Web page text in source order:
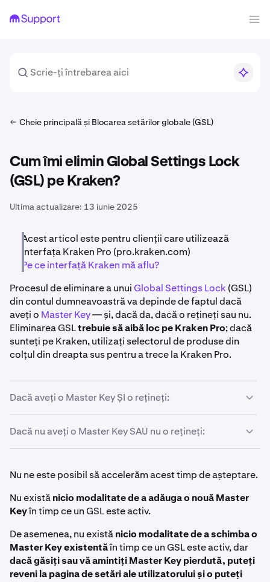
Cheie principală și Blocarea setărilor globale (GSL)
Cum îmi elimin Global Settings Lock
(GSL) pe Kraken?
Ultima actualizare: 13 iunie 2025
Acest articol este pentru clienții care utilizează
interfața Kraken Pro (pro.kraken.com)
Pe ce interfață Kraken mă aflu?
Procesul de eliminare a unui Global Settings Lock (GSL)
din contul dumneavoastră va depinde de faptul dacă
aveți o Master Key— și, dacă da, dacă o rețineți sau nu.
Eliminarea GSLtrebuie să aibă loc pe Kraken Pro; dacă
sunteți pe Kraken, utilizați selectorul de produse din
colțul din dreapta sus pentru a trece la Kraken Pro.
Dacă aveți o Master Key ȘI o rețineți:
1
Conectați-vă la contul dumneavoastră Kraken pe
Kraken Pro.
Faceți clic pepictograma de profil
din colțul din
dreapta sus al paginii.
3
Un banner va fi afișat în partea de sus a paginii de
setări ale utilizatorului. Faceți clic pe
în partea dreaptă a bannerului.
4 În cele din urmă, faceți clic peUnlock now, apoi
utilizați Master Key pentru a elimina GSL imediat.
Dacă nu aveți o Master Key SAU nu o rețineți:
Conectați-vă la contul dumneavoastră Kraken pe
Kraken Pro.
2 Faceți clic pepictograma de profildin colțul din
dreapta sus al paginii.
3
Un banner va fi afișat în partea de sus a paginii de
setări ale utilizatorului. Faceți clic peDeactivate GSL
în partea dreaptă a bannerului.
Nu ne este posibil să accelerăm acest timp de așteptare.
Nu existănicio modalitate de a adăuga o nouă Master
Keyîn timp ce un GSL este activ.
De asemenea, nu existănicio modalitate de a schimba o
Master Key existentăîn timp ce un GSL este activ, dar
dacă găsiți sau vă amintiți Master Key pierdută, puteți
reveni la pagina de setări ale utilizatorului și o puteți